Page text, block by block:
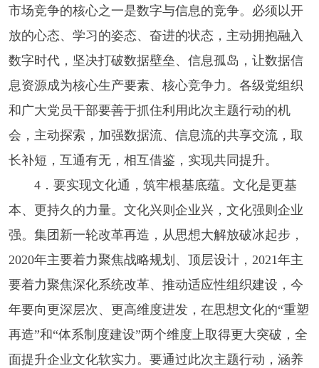
市场竞争的核心之一是数字与信息的竞争。必须以开
放的心态、学习的姿态、奋进的状态，主动拥抱融入
数字时代，坚决打破数据壁垒、信息孤岛，让数据信
息资源成为核心生产要素、核心竞争力。各级党组织
和广大党员干部要善于抓住利用此次主题行动的机
会，主动探索，加强数据流、信息流的共享交流，取
长补短，互通有无，相互借鉴，实现共同提升。
4．要实现文化通，筑牢根基底蕴。文化是更基
本、更持久的力量。文化兴则企业兴，文化强则企业
强。集团新一轮改革再造，从思想大解放破冰起步，
2020年主要着力聚焦战略规划、顶层设计，2021年主
要着力聚焦深化系统改革、推动适应性组织建设，今
年要向更深层次、更高维度进发，在思想文化的“重塑
再造”和“体系制度建设”两个维度上取得更大突破，全
面提升企业文化软实力。要通过此次主题行动，涵养